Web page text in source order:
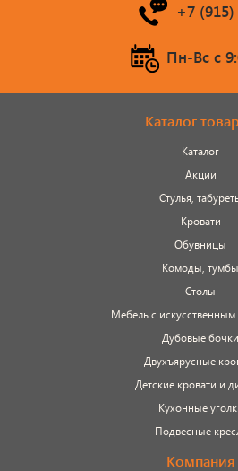
+7
Пн-Вс c
Каталог
Каталог
Акции
Стулья,
Кровати
Обувницы
Комоды, тумбы
Столы
Мебель с искусственным
Дубовые бочки
Двухъярусные
Детские кровати и
Кухонные
Подвесные
Компания